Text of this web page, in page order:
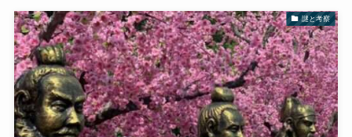
謎と考察